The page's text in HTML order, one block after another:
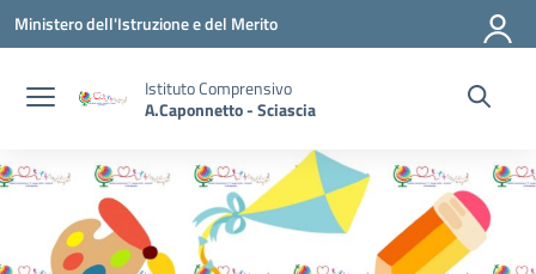
Vai ai contenuti
Vai al menu di navigazione
Vai al footer
Ministero dell'Istruzione e del Merito
Istituto Comprensivo
A.Caponnetto - Sciascia